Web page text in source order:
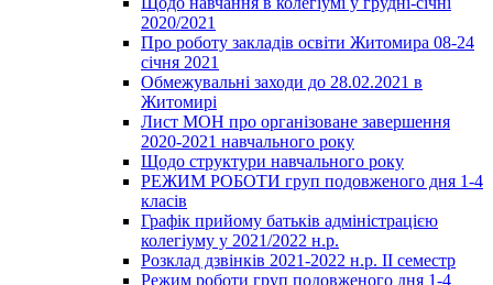
2020/2021
Про роботу закладів освіти Житомира 08-24
січня 2021
Обмежувальні заходи до 28.02.2021 в
Житомирі
Лист МОН про організоване завершення
2020-2021 навчального року
Щодо структури навчального року
РЕЖИМ РОБОТИ груп подовженого дня 1-4
класів
Графік прийому батьків адміністрацією
колегіуму у 2021/2022 н.р.
Розклад дзвінків 2021-2022 н.р. ІІ семестр
Режим роботи груп подовженого дня 1-4